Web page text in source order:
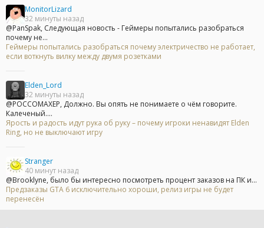
MonitorLizard
32 минуты назад
@PanSpak, Следующая новость - Геймеры попытались разобраться
почему не...
Геймеры попытались разобраться почему электричество не работает,
если воткнуть вилку между двумя розетками
Elden_Lord
32 минуты назад
@POCCOMAXEP, Должно. Вы опять не понимаете о чём говорите.
Калеченый....
Ярость и радость идут рука об руку – почему игроки ненавидят Elden
Ring, но не выключают игру
Stranger
40 минут назад
@Brooklyne, было бы интересно посмотреть процент заказов на ПК и...
Предзаказы GTA 6 исключительно хороши, релиз игры не будет
перенесён